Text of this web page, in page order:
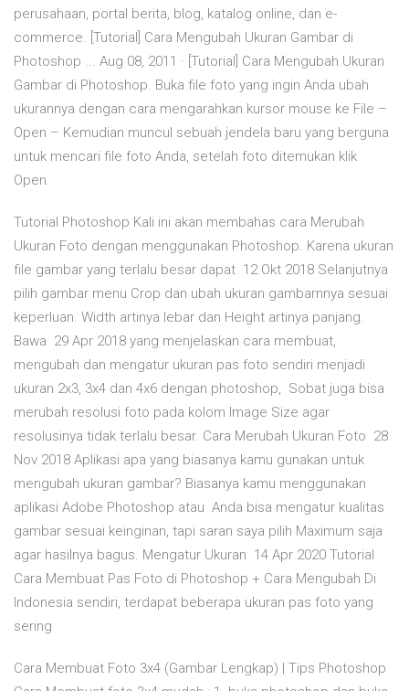
perusahaan, portal berita, blog, katalog online, dan e-
commerce. [Tutorial] Cara Mengubah Ukuran Gambar di
Photoshop ... Aug 08, 2011 · [Tutorial] Cara Mengubah Ukuran
Gambar di Photoshop. Buka file foto yang ingin Anda ubah
ukurannya dengan cara mengarahkan kursor mouse ke File –
Open – Kemudian muncul sebuah jendela baru yang berguna
untuk mencari file foto Anda, setelah foto ditemukan klik
Open.
Tutorial Photoshop Kali ini akan membahas cara Merubah
Ukuran Foto dengan menggunakan Photoshop. Karena ukuran
file gambar yang terlalu besar dapat 12 Okt 2018 Selanjutnya
pilih gambar menu Crop dan ubah ukuran gambarnnya sesuai
keperluan. Width artinya lebar dan Height artinya panjang.
Bawa 29 Apr 2018 yang menjelaskan cara membuat,
mengubah dan mengatur ukuran pas foto sendiri menjadi
ukuran 2x3, 3x4 dan 4x6 dengan photoshop, Sobat juga bisa
merubah resolusi foto pada kolom Image Size agar
resolusinya tidak terlalu besar. Cara Merubah Ukuran Foto 28
Nov 2018 Aplikasi apa yang biasanya kamu gunakan untuk
mengubah ukuran gambar? Biasanya kamu menggunakan
aplikasi Adobe Photoshop atau Anda bisa mengatur kualitas
gambar sesuai keinginan, tapi saran saya pilih Maximum saja
agar hasilnya bagus. Mengatur Ukuran 14 Apr 2020 Tutorial
Cara Membuat Pas Foto di Photoshop + Cara Mengubah Di
Indonesia sendiri, terdapat beberapa ukuran pas foto yang
sering
Cara Membuat Foto 3x4 (Gambar Lengkap) | Tips Photoshop